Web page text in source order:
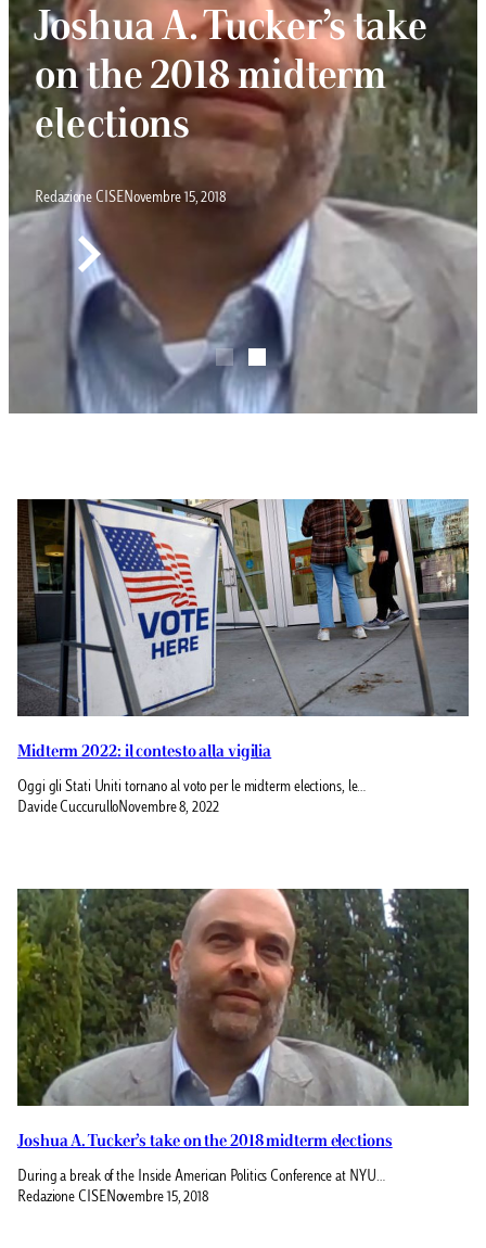
Joshua A. Tucker’s take
on the 2018 midterm
elections
Redazione CISENovembre 15, 2018
Midterm 2022: il contesto alla vigilia
Oggi gli Stati Uniti tornano al voto per le midterm elections, le…
Davide Cuccurullo Novembre 8, 2022
Joshua A. Tucker’s take on the 2018 midterm elections
During a break of the Inside American Politics Conference at NYU…
Redazione CISENovembre 15, 2018